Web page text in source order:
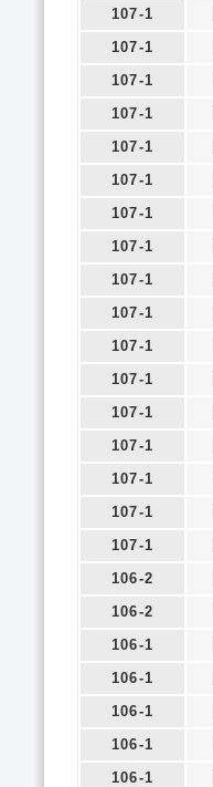
107-1
107-1
107-1
107-1
107-1
107-1
107-1
107-1
107-1
107-1
107-1
107-1
107-1
107-1
107-1
107-1
107-1
106-2
106-2
106-1
106-1
106-1
106-1
106-1